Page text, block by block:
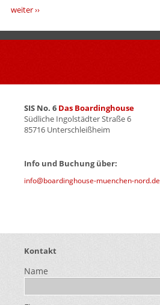
weiter ››
SIS No. 6 Das Boardinghouse
Südliche Ingolstädter Straße 6
85716 Unterschleißheim
Info und Buchung über:
info@boardinghouse-muenchen-nord.de
Kontakt
Name